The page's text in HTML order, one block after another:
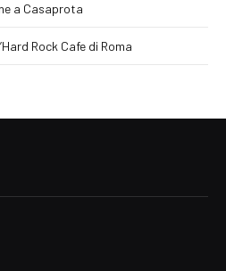
a Casaprota
Rock Cafe di Roma